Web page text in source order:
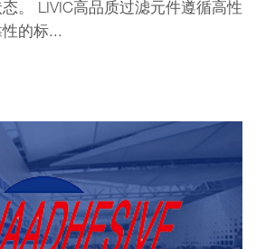
。 LIVIC高品质过滤元件遵循高性
的标...